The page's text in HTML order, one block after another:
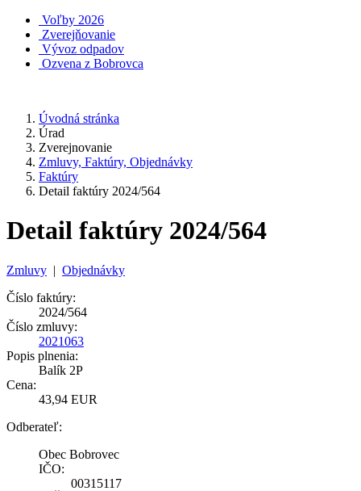
Voľby 2026
Zverejňovanie
Vývoz odpadov
Ozvena z Bobrovca
Úvodná stránka
Úrad
Zverejnovanie
Zmluvy, Faktúry, Objednávky
Faktúry
Detail faktúry 2024/564
Detail faktúry 2024/564
Zmluvy | Objednávky
Číslo faktúry:
2024/564
Číslo zmluvy:
2021063
Popis plnenia:
Balík 2P
Cena:
43,94 EUR
Odberateľ:
Obec Bobrovec
IČO:
00315117